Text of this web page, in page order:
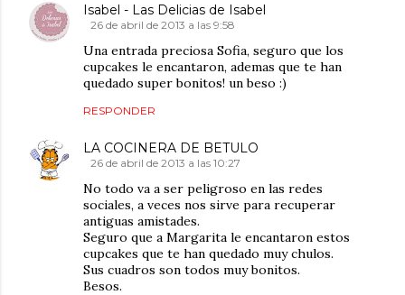
Isabel - Las Delicias de Isabel
26 de abril de 2013 a las 9:58
Una entrada preciosa Sofia, seguro que los
cupcakes le encantaron, ademas que te han
quedado super bonitos! un beso :)
RESPONDER
LA COCINERA DE BETULO
26 de abril de 2013 a las 10:27
No todo va a ser peligroso en las redes
sociales, a veces nos sirve para recuperar
antiguas amistades.
Seguro que a Margarita le encantaron estos
cupcakes que te han quedado muy chulos.
Sus cuadros son todos muy bonitos.
Besos.